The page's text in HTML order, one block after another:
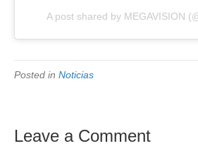
A post shared by MEGAVISION
Posted in Noticias
Leave a Comment